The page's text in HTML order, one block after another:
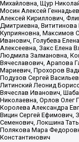
Михайловна, Щур
Мосин Алексей
Алексей Кириллович,
Дмитриевна,
Куприяновна, Максимов
Иванович, Голубева
Алексеевна, Закс Елена
Людмила Залмановна,
Вячеславович, Арапова
Мариевич, Прохоров
Подузов Сергей
Литинский Леонид
Вячеслав Иванович,
Николаевна, Орлов Олег
Королева Александра
Вицин Сергей Ефимович,
Семенович, Локшина
Полякова Мара
Константинович